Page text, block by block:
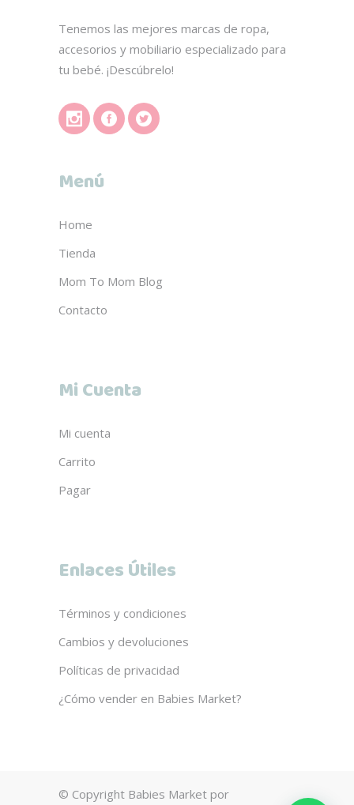
Tenemos las mejores marcas de ropa,
accesorios y mobiliario especializado para
tu bebé. ¡Descúbrelo!
Menú
Home
Tienda
Mom To Mom Blog
Contacto
Mi Cuenta
Mi cuenta
Carrito
Pagar
Enlaces Útiles
Términos y condiciones
Cambios y devoluciones
Políticas de privacidad
¿Cómo vender en Babies Market?
© Copyright Babies Market por